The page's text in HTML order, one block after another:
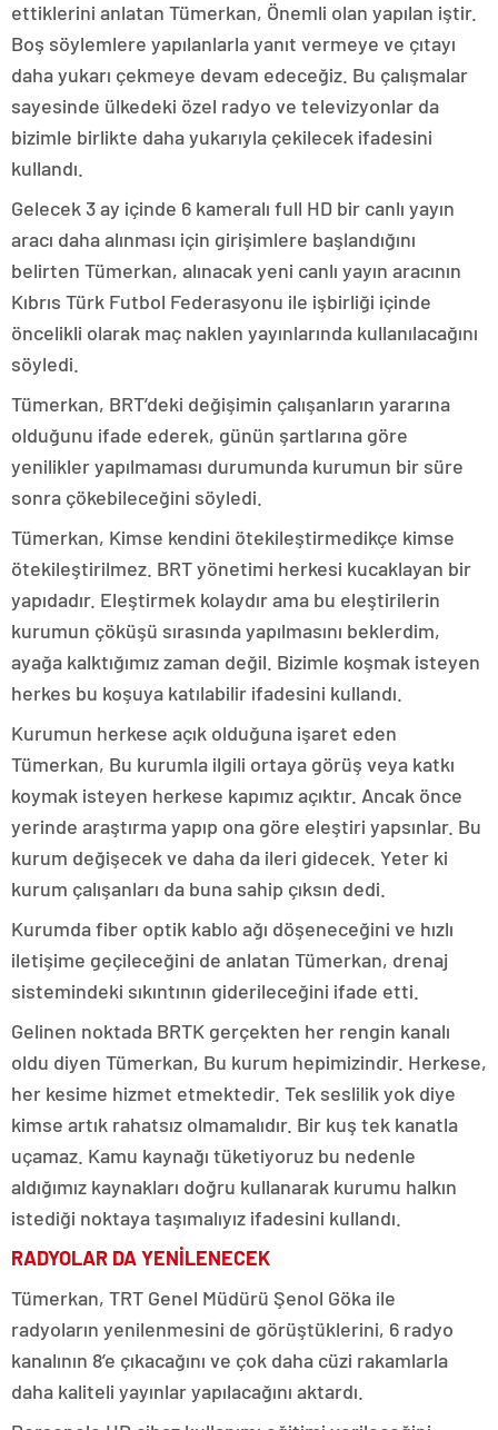
ettiklerini anlatan Tümerkan, Önemli olan yapılan iştir.
Boş söylemlere yapılanlarla yanıt vermeye ve çıtayı
daha yukarı çekmeye devam edeceğiz. Bu çalışmalar
sayesinde ülkedeki özel radyo ve televizyonlar da
bizimle birlikte daha yukarıyla çekilecek ifadesini
kullandı.
Gelecek 3 ay içinde 6 kameralı full HD bir canlı yayın
aracı daha alınması için girişimlere başlandığını
belirten Tümerkan, alınacak yeni canlı yayın aracının
Kıbrıs Türk Futbol Federasyonu ile işbirliği içinde
öncelikli olarak maç naklen yayınlarında kullanılacağını
söyledi.
Tümerkan, BRT’deki değişimin çalışanların yararına
olduğunu ifade ederek, günün şartlarına göre
yenilikler yapılmaması durumunda kurumun bir süre
sonra çökebileceğini söyledi.
Tümerkan, Kimse kendini ötekileştirmedikçe kimse
ötekileştirilmez. BRT yönetimi herkesi kucaklayan bir
yapıdadır. Eleştirmek kolaydır ama bu eleştirilerin
kurumun çöküşü sırasında yapılmasını beklerdim,
ayağa kalktığımız zaman değil. Bizimle koşmak isteyen
herkes bu koşuya katılabilir ifadesini kullandı.
Kurumun herkese açık olduğuna işaret eden
Tümerkan, Bu kurumla ilgili ortaya görüş veya katkı
koymak isteyen herkese kapımız açıktır. Ancak önce
yerinde araştırma yapıp ona göre eleştiri yapsınlar. Bu
kurum değişecek ve daha da ileri gidecek. Yeter ki
kurum çalışanları da buna sahip çıksın dedi.
Kurumda fiber optik kablo ağı döşeneceğini ve hızlı
iletişime geçileceğini de anlatan Tümerkan, drenaj
sistemindeki sıkıntının giderileceğini ifade etti.
Gelinen noktada BRTK gerçekten her rengin kanalı
oldu diyen Tümerkan, Bu kurum hepimizindir. Herkese,
her kesime hizmet etmektedir. Tek seslilik yok diye
kimse artık rahatsız olmamalıdır. Bir kuş tek kanatla
uçamaz. Kamu kaynağı tüketiyoruz bu nedenle
aldığımız kaynakları doğru kullanarak kurumu halkın
istediği noktaya taşımalıyız ifadesini kullandı.
RADYOLAR DA YENİLENECEK
Tümerkan, TRT Genel Müdürü Şenol Göka ile
radyoların yenilenmesini de görüştüklerini, 6 radyo
kanalının 8’e çıkacağını ve çok daha cüzi rakamlarla
daha kaliteli yayınlar yapılacağını aktardı.